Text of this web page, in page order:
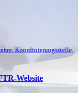
Koordinierungsstelle,
Website